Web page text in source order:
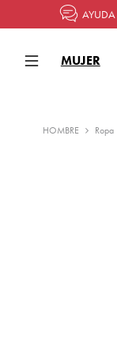
AYUDA
MUJER
HOMBRE Ropa